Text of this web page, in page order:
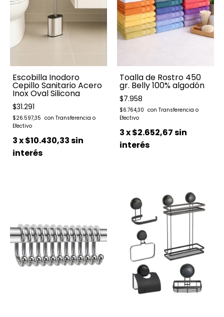
Escobilla Inodoro
Cepillo Sanitario Acero
Inox Oval Silicona
$31.291
$26.597,35
3x$10.430,33sin
interés
Toalla de Rostro 450
gr. Belly 100% algodón
$7.958
$6.764,30
3x$2.652,67sin
interés